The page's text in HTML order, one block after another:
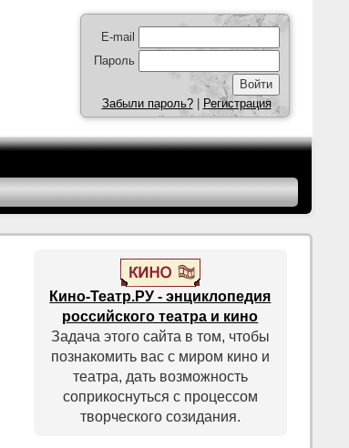
E-mail
Пароль
Забыли пароль?| Регистрация
Кино-Театр.РУ - энциклопедия
российского театра и кино
Задача этого сайта в том, чтобы
познакомить вас с миром кино и
театра, дать возможность
соприкоснуться с процессом
творческого созидания.